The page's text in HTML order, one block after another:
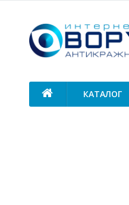
КАТАЛОГ